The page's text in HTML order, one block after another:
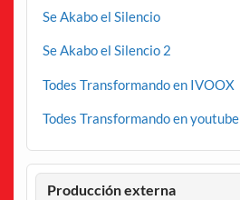
Se Akabo el Silencio
Se Akabo el Silencio 2
Todes Transformando en IVOOX
Todes Transformando en youtube
Producción externa